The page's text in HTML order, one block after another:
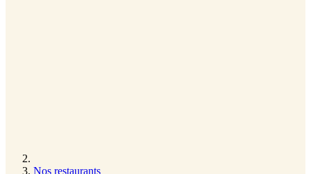
Nos restaurants